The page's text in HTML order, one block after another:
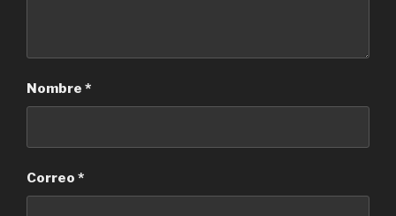
Nombre *
Correo *